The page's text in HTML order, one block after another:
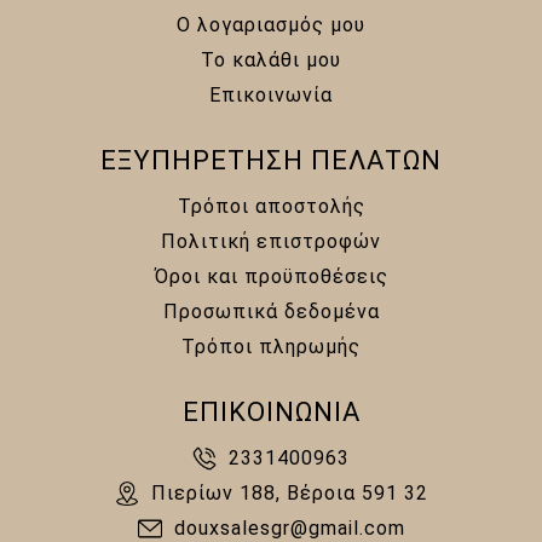
Ο λογαριασμός μου
Το καλάθι μου
Επικοινωνία
ΕΞΥΠΗΡΕΤΗΣΗ ΠΕΛΑΤΩΝ
Τρόποι αποστολής
Πολιτική επιστροφών
Όροι και προϋποθέσεις
Προσωπικά δεδομένα
Τρόποι πληρωμής
ΕΠΙΚΟΙΝΩΝΙΑ
2331400963
Πιερίων 188, Βέροια 591 32
douxsalesgr@gmail.com